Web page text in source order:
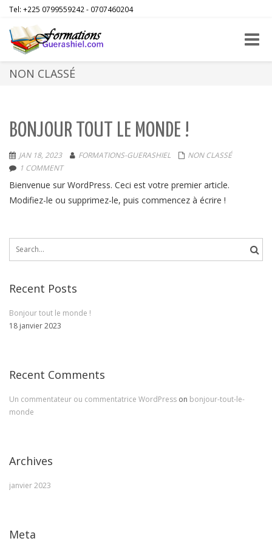
Tel: +225 0799559242 - 0707460204
Toggle
NON CLASSÉ
BONJOUR TOUT LE MONDE !
JAN 18, 2023 FORMATIONS-GUERASHIEL
NON CLASSÉ
1 COMMENT
Bienvenue sur WordPress. Ceci est votre premier article.
Modifiez-le ou supprimez-le, puis commencez à écrire !
Search
Recent Posts
Bonjour tout le monde !
18 janvier 2023
Recent Comments
Un commentateur ou commentatrice WordPress on bonjour-tout-le-
monde
Archives
janvier 2023
Meta